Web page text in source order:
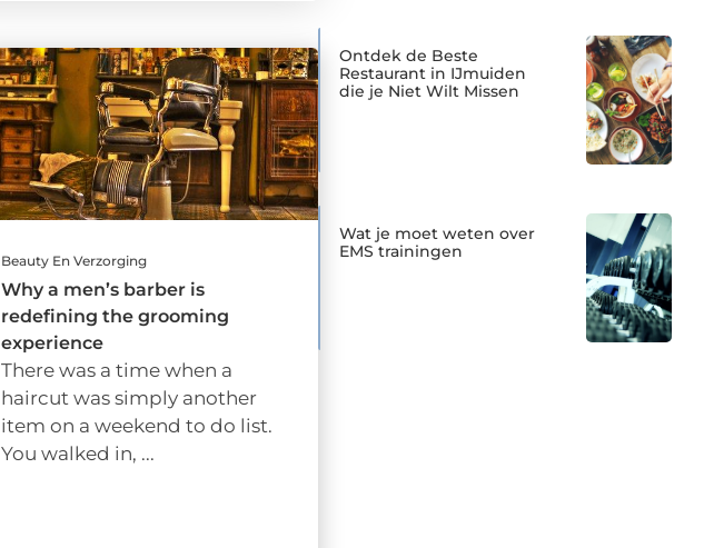
Beauty En Verzorging
Why a men’s barber is
redefining the grooming
experience
There was a time when a
haircut was simply another
item on a weekend to do list.
You walked in, ...
Ontdek de Beste
Restaurant in IJmuiden
die je Niet Wilt Missen
Wat je moet weten over
EMS trainingen